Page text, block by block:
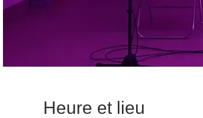
Heure et lieu